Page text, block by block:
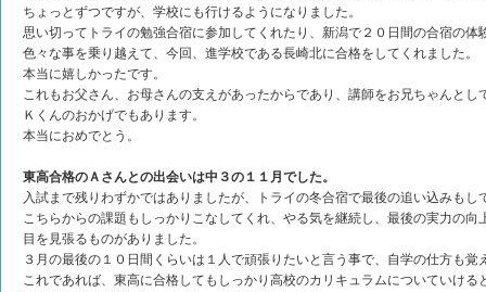
ちょっとずつですが、学校にも行けるようになりました。
思い切ってトライの勉強合宿に参加してくれたり、新潟で２０日間の合宿の体
色々な事を乗り越えて、今回、進学校である長崎北に合格をしてくれました。
本当に嬉しかったです。
これもお父さん、お母さんの支えがあったからであり、講師をお兄ちゃんとし
Ｋくんのおかげでもあります。
本当におめでとう。
東高合格のＡさんとの出会いは中３の１１月でした。
入試まで残りわずかではありましたが、トライの冬合宿で最後の追い込みもし
こちらからの課題もしっかりこなしてくれ、やる気を継続し、最後の実力の向
目を見張るものがありました。
３月の最後の１０日間くらいは１人で頑張りたいと言う事で、自学の仕方も覚
これであれば、東高に合格してもしっかり高校のカリキュラムについていける